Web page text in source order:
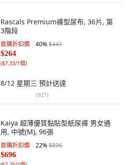
Rascals Premium褲型尿布, 36片, 第
3階段
首購折扣價 40%$441
$264
($7.33/1個)
8/12 星期三 預計送達
(927)
Kaiya 超薄優質黏貼型紙尿褲 男女通
用, 中號(M), 96張
首購折扣價 22%$896
$696